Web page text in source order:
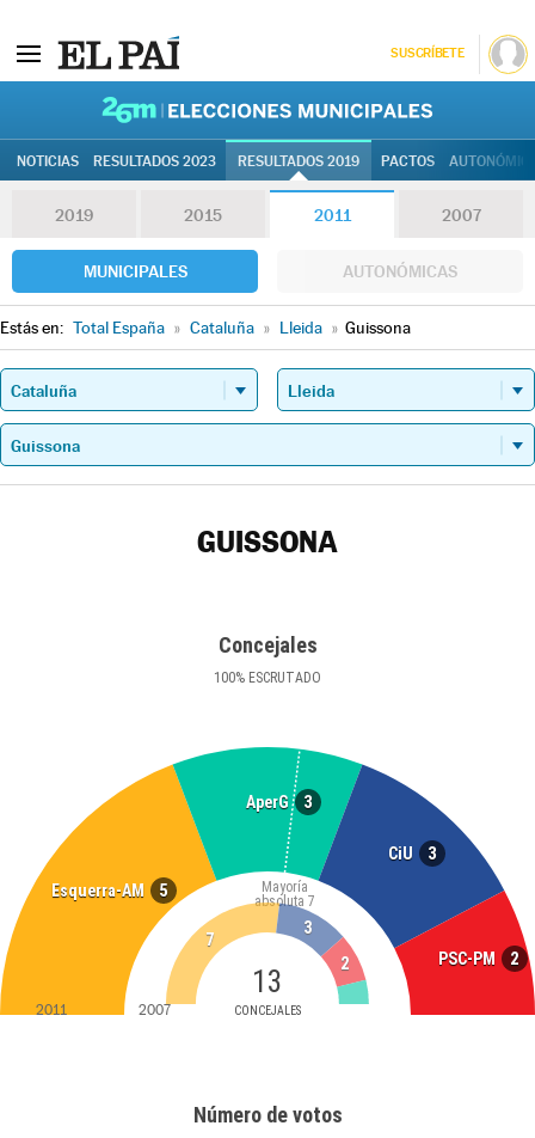
SUSCRÍBETE
NOTICIAS RESULTADOS 2023 RESULTADOS 2019 PACTOS
2019 2015 2011 2007
MUNICIPALES AUTONÓMICAS
Estás en: Total España » Cataluña » Lleida » Guissona
GUISSONA
Concejales
100% ESCRUTADO
Esquerra-AM 5
AperG 3
CiU 3
PSC-PM 2
13
CONCEJALES
Mayoría
absoluta 7
7
3
2
2011 2007
Número de votos